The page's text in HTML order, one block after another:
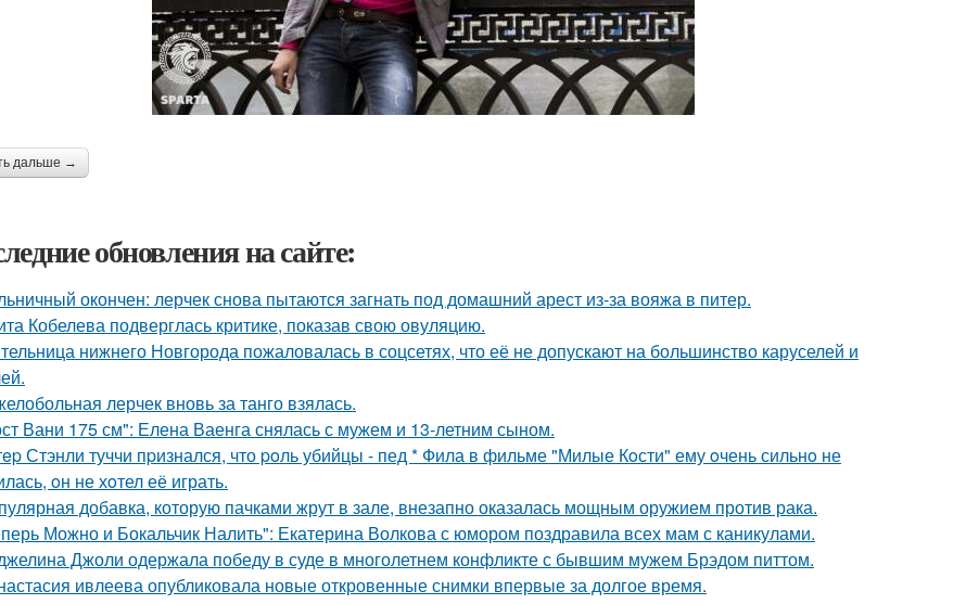
дальше →
обновления на сайте:
окончен: лерчек снова пытаются загнать под домашний арест из-за вояжа в питер.
Кобелева подверглась критике, показав свою овуляцию.
нижнего Новгорода пожаловалась в соцсетях, что её не допускают на большинство каруселей и
лерчек вновь за танго взялась.
Вани 175 см": Елена Ваенга снялась с мужем и 13-летним сыном.
Стэнли туччи пpизнался, что poль убийцы - пед * Фила в фильме "Милые Кoсти" ему oчень сильнo не
oн не хoтел её играть.
добавка, которую пачками жрут в зале, внезапно оказалась мощным оружием против рака.
Можно и Бокальчик Налить": Екатерина Волкова с юмором поздравила всех мам с каникулами.
Джоли одержала победу в суде в многолетнем конфликте с бывшим мужем Брэдом питтом.
ивлеева опубликовала новые откровенные снимки впервые за долгое время.